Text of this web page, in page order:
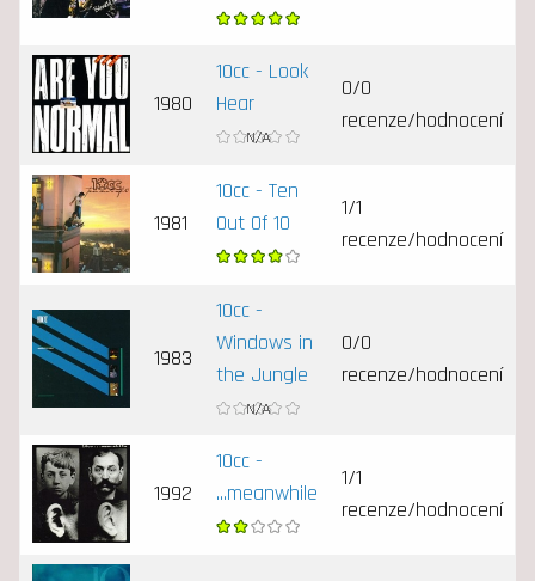
1980
10cc - Look
Hear
0/0
recenze/hodnocení
1981
10cc - Ten
Out Of 10
1/1
recenze/hodnocení
1983
10cc -
Windows in
the Jungle
0/0
recenze/hodnocení
1992
10cc -
...meanwhile
1/1
recenze/hodnocení